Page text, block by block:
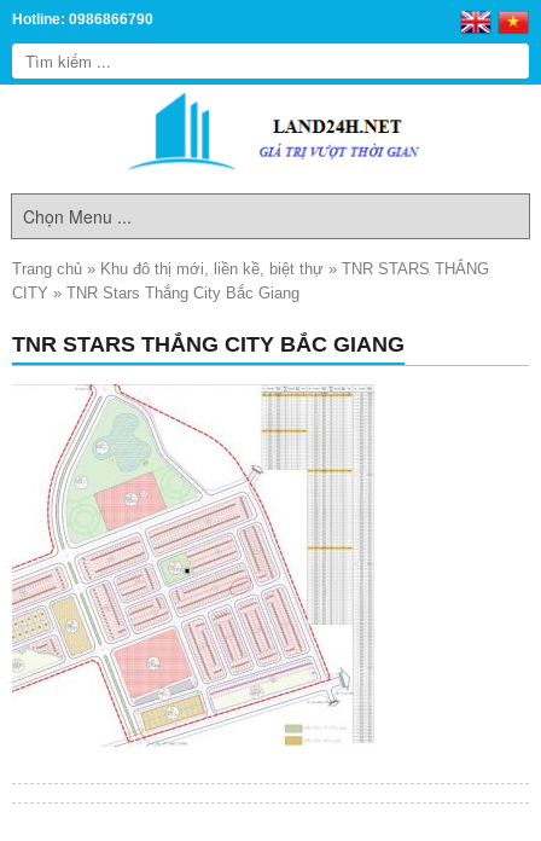
Hotline: 0986866790
Trang chủ » Khu đô thị mới, liền kề, biệt thự » TNR STARS THẮNG
CITY » TNR Stars Thắng City Bắc Giang
TNR STARS THẮNG CITY BẮC GIANG